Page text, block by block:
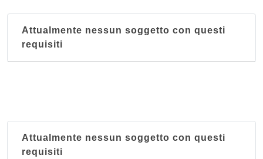
Attualmente nessun soggetto con questi
requisiti
Attualmente nessun soggetto con questi
requisiti